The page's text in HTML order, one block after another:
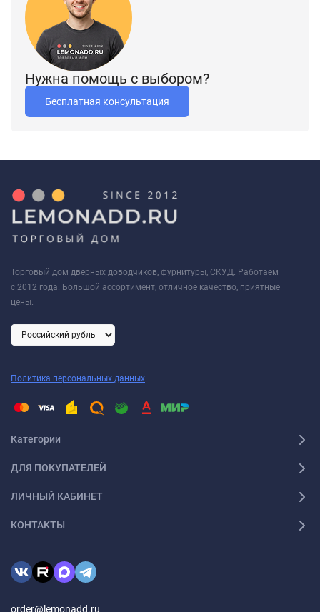
Нужна помощь с выбором?
Бесплатная консультация
Торговый дом дверных доводчиков, фурнитуры, СКУД. Работаем
с 2012 года. Большой ассортимент, отличное качество, приятные
цены.
Политика персональных данных
Категории
ДЛЯ ПОКУПАТЕЛЕЙ
ЛИЧНЫЙ КАБИНЕТ
КОНТАКТЫ
order@lemonadd.ru